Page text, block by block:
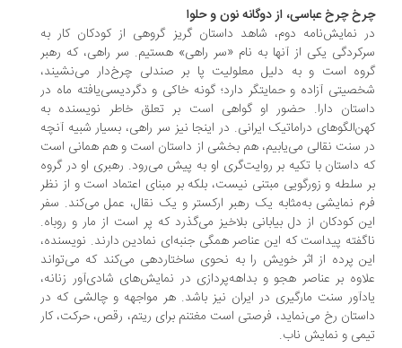
چرخ چرخ عباسی، از دوگانه‌‌ نون و حلوا
در نمایش‌نامه دوم، شاهد داستان گریز گروهی از کودکان کار به
سرکردگی یکی از آنها به نام «سر راهی» هستیم. سر راهی، که رهبر
گروه است و به دلیل معلولیت پا بر صندلی چرخ‌دار می‌نشیند،
شخصیتی آزاده و حمایتگر دارد؛ گونه خاکی و دگردیسی‌یافته ماه در
داستان دارا. حضور او گواهی است بر تعلق خاطر نویسنده به
کهن‌الگوهای دراماتیک ایرانی. در اینجا نیز سر راهی، بسیار شبیه آنچه
در سنت نقالی می‌یابیم، هم بخشی از داستان است و هم همانی‌ است
که داستان با تکیه بر روایت‌گری او به پیش می‌رود. رهبری او در گروه
بر سلطه و زورگویی مبتنی نیست، بلکه بر مبنای اعتماد است و از نظر
فرم نمایشی به‌مثابه یک رهبر ارکستر و یک نقال، عمل می‌کند. سفر
این کودکان از دل بیابانی بلاخیز می‌گذرد که پر است از مار و روباه.
ناگفته پیداست که این عناصر همگی جنبه‌ای نمادین دارند. نویسنده،
این پرده از اثر خویش را به نحوی ساختاردهی می‌کند که می‌تواند
علاوه بر عناصر هجو و بداهه‌پردازی در نمایش‌های شادی‌آور زنانه،
یادآور سنت مارگیری در ایران نیز باشد. هر مواجهه و چالشی که در
داستان رخ می‌نماید، فرصتی است مغتنم برای ریتم، رقص، حرکت، کار
تیمی و نمایش ناب.